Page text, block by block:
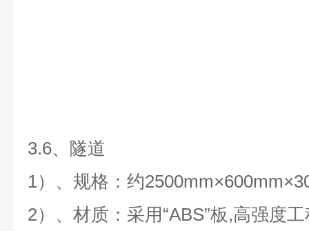
3.6、隧道
1）、规格：约
2）、材质：采用“ABS”板,高强度